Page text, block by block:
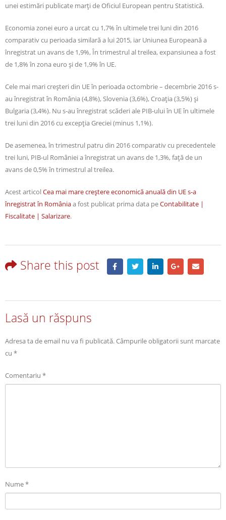
unei estimări publicate marţi de Oficiul European pentru Statistică.
Economia zonei euro a urcat cu 1,7% în ultimele trei luni din 2016
comparativ cu perioada similară a lui 2015, iar Uniunea Europeană a
înregistrat un avans de 1,9%, În trimestrul al treilea, expansiunea a fost
de 1,8% în zona euro şi de 1,9% în UE.
Cele mai mari creşteri din UE în perioada octombrie – decembrie 2016 s-
au înregistrat în România (4,8%), Slovenia (3,6%), Croaţia (3,5%) şi
Bulgaria (3,4%). Nu s-au înregistrat scăderi ale PIB-ului în UE în ultimele
trei luni din 2016 cu excepţia Greciei (minus 1,1%).
De asemenea, în trimestrul patru din 2016 comparativ cu precedentele
trei luni, PIB-ul României a înregistrat un avans de 1,3%, faţă de un
avans de 0,5% în trimestrul al treilea.
Acest articolCea mai mare creştere economică anuală din UE s-a
înregistrat în Româniaa fost publicat prima data peContabilitate |
Fiscalitate | Salarizare.
Share this post
Lasă un răspuns
Adresa ta de email nu va fi publicată.Câmpurile obligatorii sunt marcate
cu *
Comentariu *
Nume*